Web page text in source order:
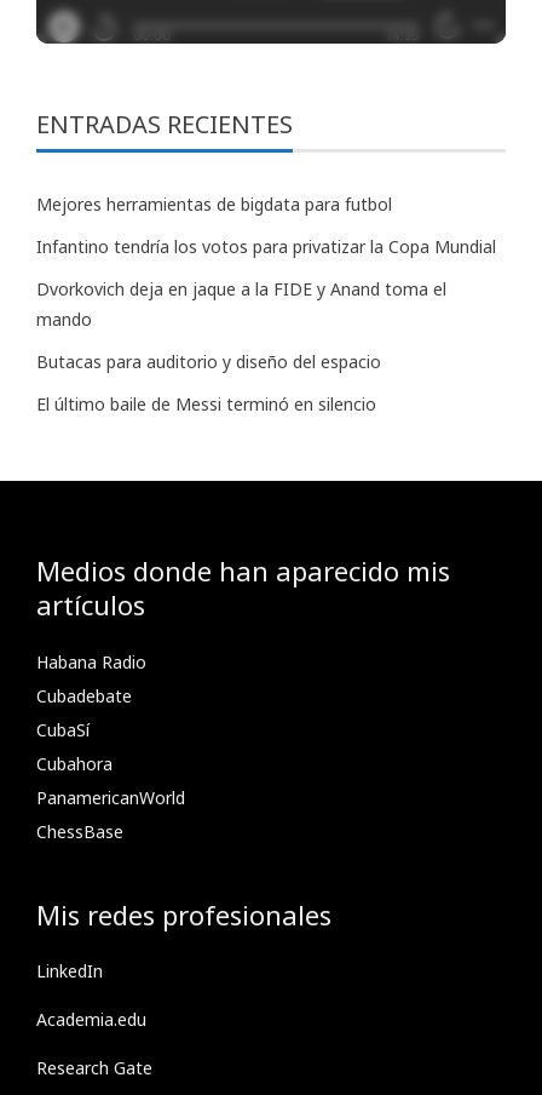
ENTRADAS RECIENTES
Mejores herramientas de bigdata para futbol
Infantino tendría los votos para privatizar la Copa Mundial
Dvorkovich deja en jaque a la FIDE y Anand toma el
mando
Butacas para auditorio y diseño del espacio
El último baile de Messi terminó en silencio
Medios donde han aparecido mis
artículos
Habana Radio
Cubadebate
CubaSí
Cubahora
PanamericanWorld
ChessBase
Mis redes profesionales
LinkedIn
Academia.edu
Research Gate